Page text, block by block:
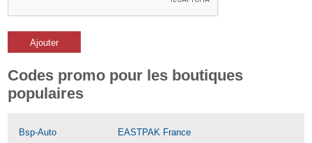
Ajouter
Codes promo pour les boutiques
populaires
Bsp-Auto
EASTPAK France